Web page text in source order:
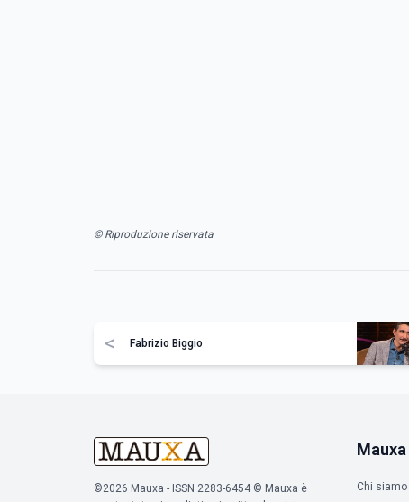
© Riproduzione riservata
< Fabrizio Biggio
©2026 Mauxa - ISSN 2283-6454 © Mauxa è
Mauxa
Chi siamo